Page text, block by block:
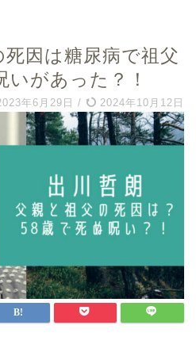
因は糖尿病で祖父
があった？！
年6月29日 / 2024年10月12日